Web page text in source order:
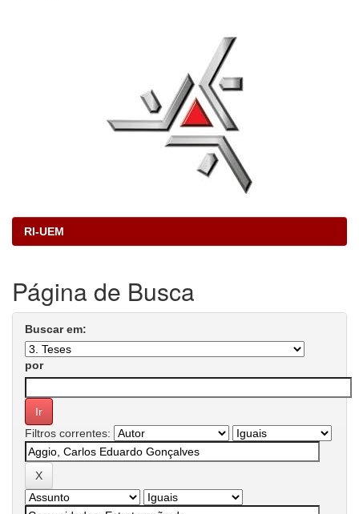
RI-UEM
Página de Busca
Buscar em:
por
Filtros correntes: